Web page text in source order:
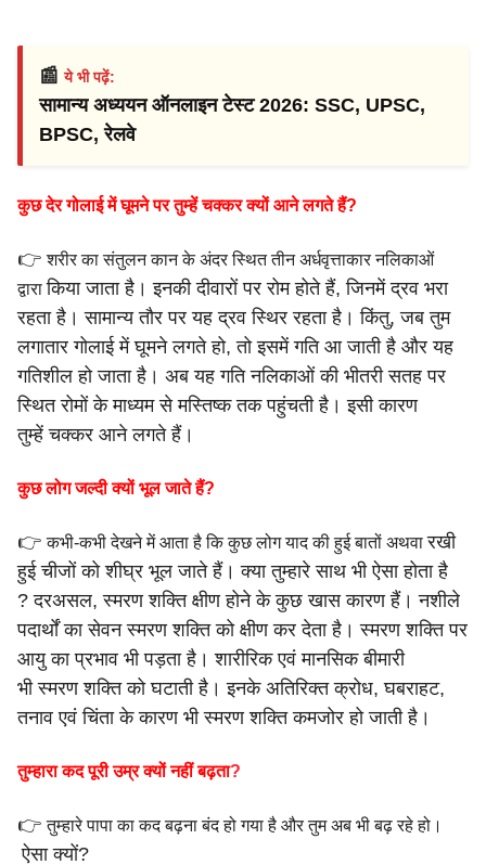
📰ये भी पढ़ें:
सामान्य अध्ययन ऑनलाइन टेस्ट 2026: SSC, UPSC,
BPSC, रेलवे
कुछ देर गोलाई में घूमने पर तुम्हें चक्कर क्यों आने लगते हैं?
👉शरीर का संतुलन कान के अंदर स्थित तीन अर्धवृत्ताकार नलिकाओं
द्वाराकिया जाता है। इनकी दीवारों पर रोम होते हैं, जिनमें द्रव भरा
रहता है।सामान्य तौर पर यह द्रव स्थिर रहता है।किंतु, जब तुम
लगातार गोलाई में घूमने लगते हो, तो इसमें गति आ जातीहै और यह
गतिशील हो जाता है। अब यह गति नलिकाओं की भीतरी सतहपर
स्थित रोमों के माध्यम से मस्तिष्क तक पहुंचती है। इसी कारण
तुम्हेंचक्कर आने लगते हैं।
कुछ लोग जल्दी क्यों भूल जाते हैं?
👉कभी-कभी देखने में आता है कि कुछ लोग याद की हुई बातों अथवारखी
हुई चीजों को शीघ्र भूल जाते हैं। क्या तुम्हारे साथ भी ऐसा होता है
?दरअसल, स्मरण शक्ति क्षीण होने के कुछ खास कारण हैं।नशीले
पदार्थों का सेवन स्मरण शक्ति को क्षीण कर देता है। स्मरणशक्ति पर
आयु का प्रभाव भी पड़ता है। शारीरिक एवं मानसिक बीमारी
भीस्मरण शक्ति को घटाती है। इनके अतिरिक्त क्रोध, घबराहट,
तनाव एवंचिंता के कारण भी स्मरण शक्ति कमजोर हो जाती है।
तुम्हारा कद पूरी उम्र क्यों नहीं बढ़ता?
👉तुम्हारे पापा का कद बढ़ना बंद हो गया है और तुम अब भी बढ़ रहे हो।
ऐसा क्यों?